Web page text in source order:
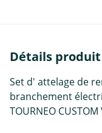
Détails produit
Set d' attelage de
branchement
TOURNEO